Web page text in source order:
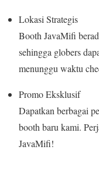
Lokasi Strategis
Booth JavaMifi
sehingga globers
menunggu waktu
Promo Eksklusif
Dapatkan berbagai
booth baru kami.
JavaMifi!